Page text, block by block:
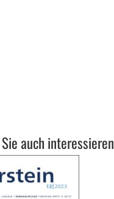
auch interessieren